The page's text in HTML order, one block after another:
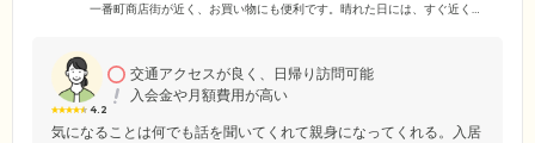
一番町商店街が近く、お買い物にも便利です。晴れた日には、すぐ近く
思いおもいに生活を送っていただけます。ご入居のみなさまがお住まい
になる居室は、ふたつのタイプをご用意いたしました。個室では、プラ
イバシーの保たれた空間での生活が可能です。ふたり部屋もありますの
で、ご夫婦やごきょうだいでのご入居をお考え中の方もお気軽にご相談
ください。
4.2
交通アクセスが良く、日帰り訪問可能
入会金や月額費用が高い
気になることは何でも話を聞いてくれて親身になってくれる。入居